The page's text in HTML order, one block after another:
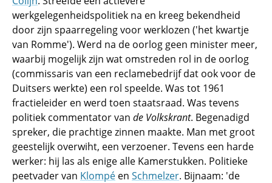
werkgelegenheidspolitiek na en kreeg bekendheid
door zijn spaarregeling voor werklozen ('het kwartje
van Romme'). Werd na de oorlog geen minister meer,
waarbij mogelijk zijn wat omstreden rol in de oorlog
(commissaris van een reclamebedrijf dat ook voor de
Duitsers werkte) een rol speelde. Was tot 1961
fractieleider en werd toen staatsraad. Was tevens
politiek commentator van de Volkskrant. Begenadigd
spreker, die prachtige zinnen maakte. Man met groot
geestelijk overwiht, een verzoener. Tevens een harde
werker: hij las als enige alle Kamerstukken. Politieke
peetvader van Klompé en Schmelzer. Bijnaam: 'de